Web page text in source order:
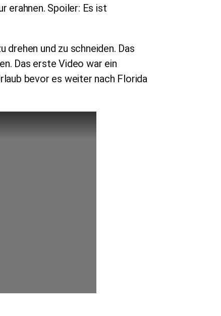
erahnen. Spoiler: Es ist
drehen und zu schneiden. Das
Das erste Video war ein
bevor es weiter nach Florida